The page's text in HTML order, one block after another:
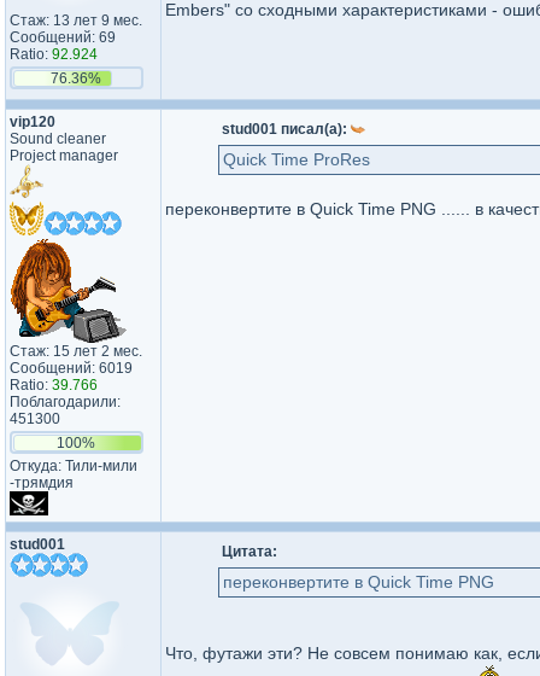
Стаж: 13 лет 9 мес.
Сообщений: 69
Ratio: 92.924
76.36%
Embers" со сходными характеристиками -
vip120
Sound cleaner
Project manager
Стаж: 15 лет 2 мес.
Сообщений: 6019
Ratio: 39.766
Поблагодарили:
451300
100%
Откуда: Тили-мили​
-трямдия​
stud001 писал(а):
Quick Time ProRes
переконвертите в Quick Time PNG ...... в
stud001 Цитата:
переконвертите в Quick Time PNG
Что, футажи эти? Не совсем понимаю как,